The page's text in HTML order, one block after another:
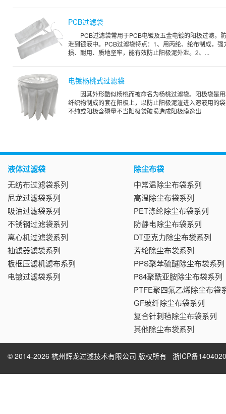
PCB过滤袋
PCB过滤袋常用于PCB电镀及五金电镀的阳极过滤，
泄到镀液中。PCB过滤袋特点：1、用丙纶、纶布制成，强
损、耐用、质地坚牢，能有效防止阳极泥外泄。2、...
电镀杨桃式过滤袋
因其外形酷似杨桃而被命名为杨桃过滤袋。阳极袋是
纤织物制成的套在阳极上，以防止阳极泥渣进入溶液用的
不纯或阳极含磷量不当阳极袋破损造成阳极膜逸出
液体过滤袋
无纺布过滤袋系列
尼龙过滤袋系列
吸油过滤袋系列
不锈钢过滤袋系列
离心机过滤袋系列
抽滤器滤袋系列
板框压滤机滤布系列
电镀过滤袋系列
除尘布袋
中常温除尘布袋系列
高温除尘布袋系列
PET涤纶除尘布袋系列
防静电除尘布袋系列
DT亚克力除尘布袋系列
芳纶除尘布袋系列
PPS聚苯硫醚除尘布袋系列
P84聚酰亚胺除尘布袋系列
PTFE聚四氟乙烯除尘布袋
GF玻纤除尘布袋系列
复合针刺毡除尘布袋系列
其他除尘布袋系列
© 2014-2026 杭州辉龙过滤技术有限公司 版权所有 浙ICP备